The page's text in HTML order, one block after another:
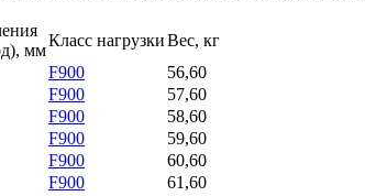
мм
Класс нагрузкиВес, кг
F900
56,60
F900
57,60
F900
58,60
F900
59,60
F900
60,60
F900
61,60